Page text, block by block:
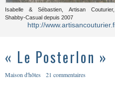
Isabelle & Sébastien, Artisan
Shabby-Casual depuis 2007
http://
« Le Posterlon »
Maison d'hôtes 21 commentaires